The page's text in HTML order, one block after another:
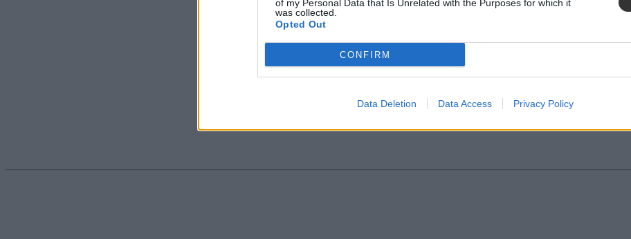
of my Personal Data that Is Unrelated with the Purposes for which it
was collected.
Opted Out
CONFIRM
Data Deletion Data Access Privacy Policy